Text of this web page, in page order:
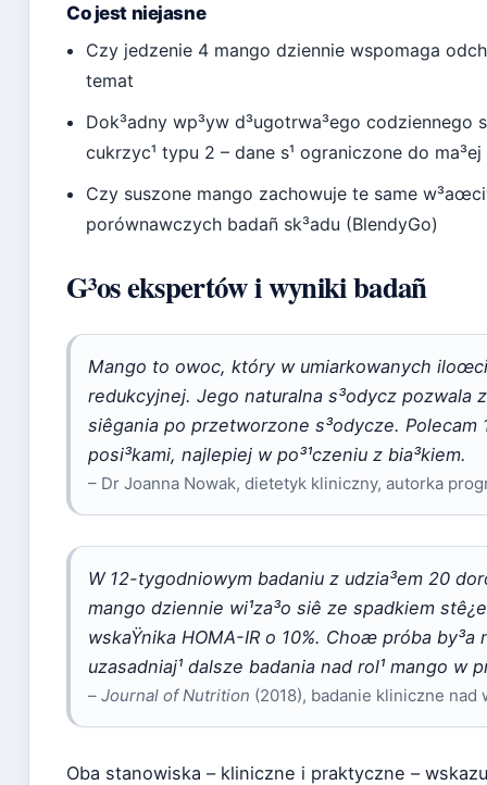
Co jest niejasne
Czy jedzenie 4 mango dziennie wspomaga
temat
Dok³adny wp³yw d³ugotrwa³ego
cukrzyc¹ typu 2 – dane s¹ ograniczone do
Czy suszone mango zachowuje te same
porównawczych badañ sk³adu (BlendyGo)
G³os ekspertów i wyniki badañ
Mango to owoc, który w umiarkowanych
redukcyjnej. Jego naturalna s³odycz
siêgania po przetworzone s³odycze. Polecam
posi³kami, najlepiej w po³¹czeniu z bia³kiem.
– Dr Joanna Nowak, dietetyk kliniczny, autorka
W 12-tygodniowym badaniu z udzia³em 20
mango dziennie wi¹za³o siê ze spadkiem
wskaŸnika HOMA-IR o 10%. Choæ próba by³a
uzasadniaj¹ dalsze badania nad rol¹ mango
– Journal of Nutrition (2018), badanie kliniczne nad
Oba stanowiska – kliniczne i praktyczne –